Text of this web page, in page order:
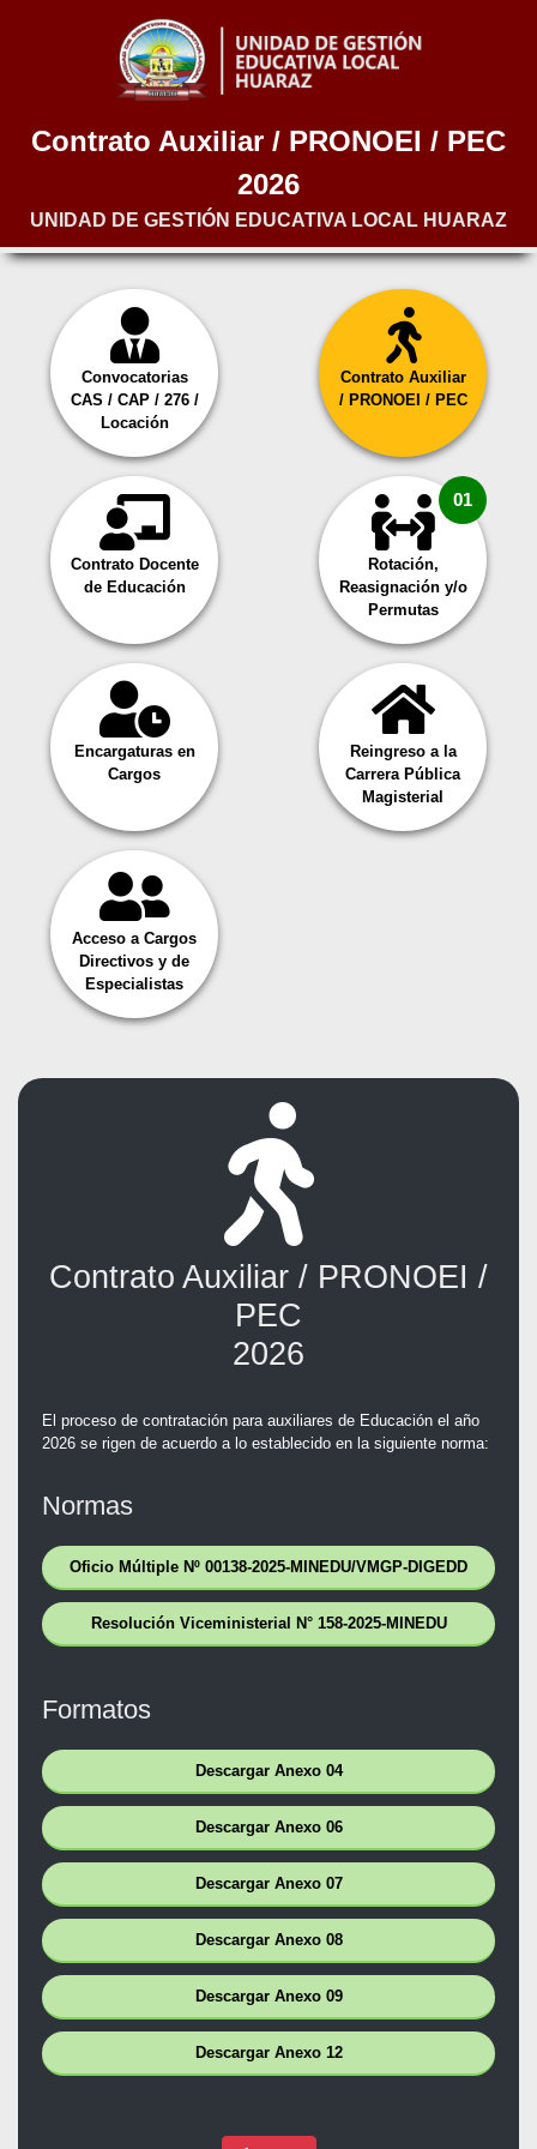
Contrato Auxiliar / PRONOEI / PEC
2026
UNIDAD DE GESTIÓN EDUCATIVA LOCAL HUARAZ
Convocatorias
CAS / CAP / 276 /
Locación
Contrato Auxiliar
/ PRONOEI / PEC
Contrato Docente
de Educación
01
Rotación,
Reasignación y/o
Permutas
Encargaturas en
Cargos
Reingreso a la
Carrera Pública
Magisterial
Acceso a Cargos
Directivos y de
Especialistas
Contrato Auxiliar / PRONOEI /
PEC
2026
El proceso de contratación para auxiliares de Educación el año
2026 se rigen de acuerdo a lo establecido en la siguiente norma:
Normas
Oficio Múltiple Nº 00138-2025-MINEDU/VMGP-DIGEDD
Resolución Viceministerial N° 158-2025-MINEDU
Formatos
Descargar Anexo 04
Descargar Anexo 06
Descargar Anexo 07
Descargar Anexo 08
Descargar Anexo 09
Descargar Anexo 12